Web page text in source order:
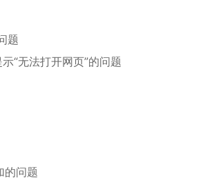
题
“无法打开网页”的问题
的问题